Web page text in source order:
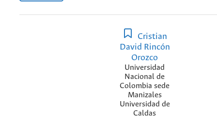
Cristian
David Rincón
Orozco
Universidad
Nacional de
Colombia sede
Manizales
Universidad de
Caldas